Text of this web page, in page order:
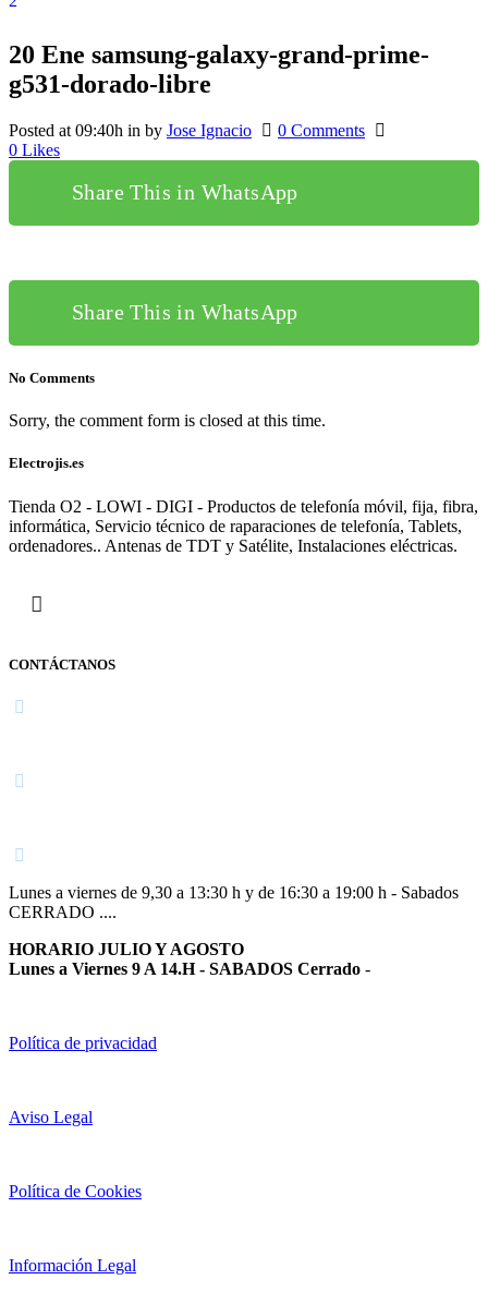
20 Ene samsung-galaxy-grand-prime-
g531-dorado-libre
Posted at 09:40h in by Jose Ignacio
0 Comments
0 Likes
Share This in WhatsApp
Share This in WhatsApp
No Comments
Sorry, the comment form is closed at this time.
Electrojis.es
Tienda O2 - LOWI - DIGI - Productos de telefonía móvil, fija, fibra,
informática, Servicio técnico de raparaciones de telefonía, Tablets,
ordenadores.. Antenas de TDT y Satélite, Instalaciones eléctricas.
CONTÁCTANOS
Lunes a viernes de 9,30 a 13:30 h y de 16:30 a 19:00 h - Sabados
CERRADO ....
HORARIO JULIO Y AGOSTO
Lunes a Viernes 9 A 14.H - SABADOS Cerrado -
Política de privacidad
Aviso Legal
Política de Cookies
Información Legal